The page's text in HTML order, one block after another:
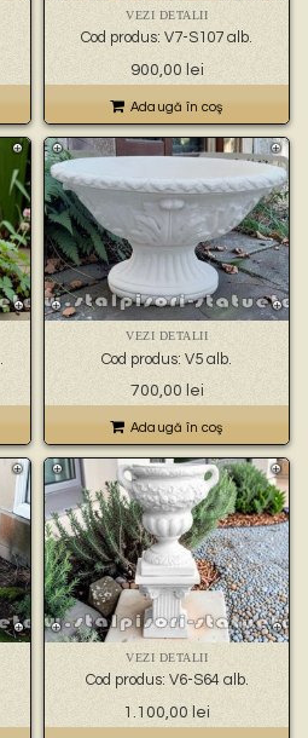
VEZI DETALII
Cod produs: V7-S107 alb.
900,00 lei
Adaugă în coş
VEZI DETALII
Cod produs: V5 alb.
700,00 lei
Adaugă în coş
VEZI DETALII
Cod produs: V6-S64 alb.
1.100,00 lei